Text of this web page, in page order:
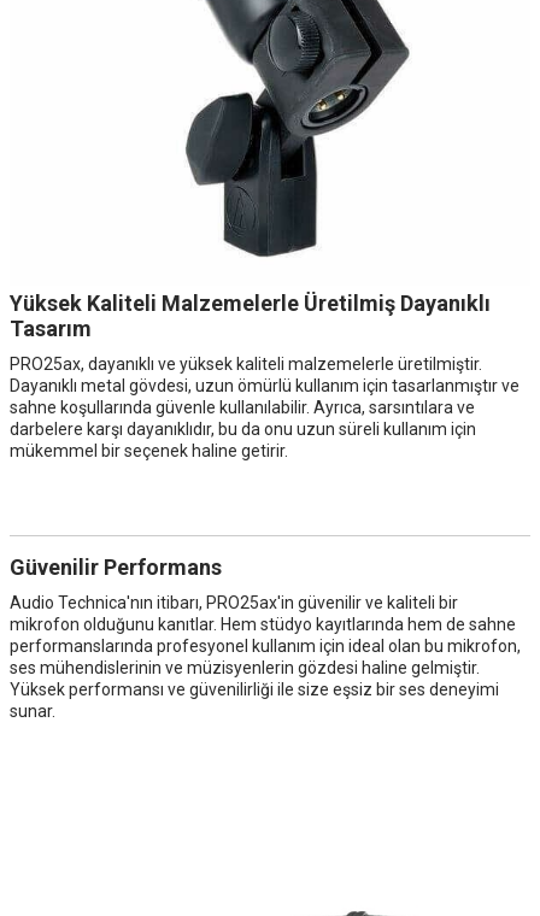
Yüksek Kaliteli Malzemelerle Üretilmiş Dayanıklı
Tasarım
PRO25ax, dayanıklı ve yüksek kaliteli malzemelerle üretilmiştir.
Dayanıklı metal gövdesi, uzun ömürlü kullanım için tasarlanmıştır ve
sahne koşullarında güvenle kullanılabilir. Ayrıca, sarsıntılara ve
darbelere karşı dayanıklıdır, bu da onu uzun süreli kullanım için
mükemmel bir seçenek haline getirir.
Güvenilir Performans
Audio Technica'nın itibarı, PRO25ax'in güvenilir ve kaliteli bir
mikrofon olduğunu kanıtlar. Hem stüdyo kayıtlarında hem de sahne
performanslarında profesyonel kullanım için ideal olan bu mikrofon,
ses mühendislerinin ve müzisyenlerin gözdesi haline gelmiştir.
Yüksek performansı ve güvenilirliği ile size eşsiz bir ses deneyimi
sunar.